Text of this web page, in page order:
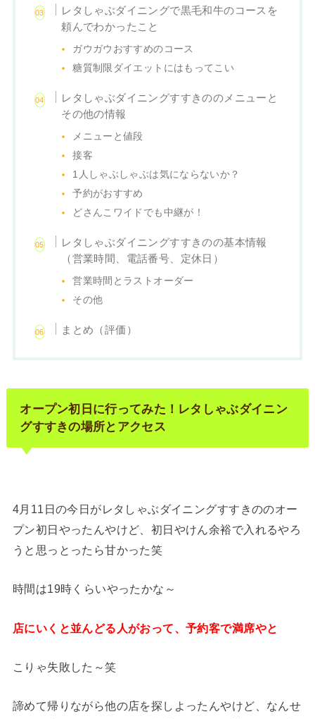
レタしゃぶダイニングで黒毛和牛のコースを
頼んでわかったこと
ガウガウおすすめのコース
糖質制限ダイエットにはもってこい
レタしゃぶダイニングすすきののメニューと
その他の情報
メニューと値段
接客
1人しゃぶしゃぶは気にならないか？
予約がおすすめ
どさんこワイドでも中継が！
レタしゃぶダイニングすすきのの基本情報
（営業時間、電話番号、定休日）
営業時間とラストオーダー
その他
まとめ（評価）
オープン初日に行ってみた！レタしゃぶダイニン
グすすきの場所とアクセス
4月11日の今日がレタしゃぶダイニングすすきののオー
プン初日やったんやけど、初日やけん余裕で入れるやろ
うと思っとったら甘かった笑
時間は19時くらいやったかな～
店にいくと並んどる人がおって、予約客で満席やと
こりゃ失敗した～笑
諦めて帰りながら他の店を探しよったんやけど、なんせ